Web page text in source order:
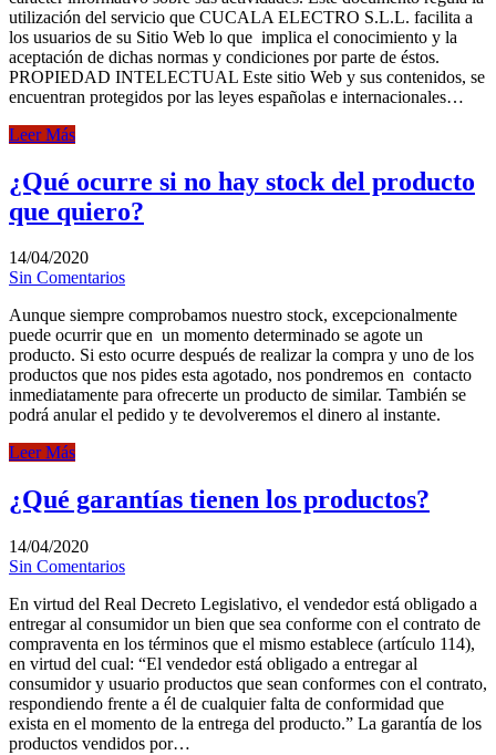
utilización del servicio que CUCALA ELECTRO S.L.L. facilita a
los usuarios de su Sitio Web lo que implica el conocimiento y la
aceptación de dichas normas y condiciones por parte de éstos.
PROPIEDAD INTELECTUAL Este sitio Web y sus contenidos, se
encuentran protegidos por las leyes españolas e internacionales…
Leer Más
¿Qué ocurre si no hay stock del producto
que quiero?
14/04/2020
Sin Comentarios
Aunque siempre comprobamos nuestro stock, excepcionalmente
puede ocurrir que en un momento determinado se agote un
producto. Si esto ocurre después de realizar la compra y uno de los
productos que nos pides esta agotado, nos pondremos en contacto
inmediatamente para ofrecerte un producto de similar. También se
podrá anular el pedido y te devolveremos el dinero al instante.
Leer Más
¿Qué garantías tienen los productos?
14/04/2020
Sin Comentarios
En virtud del Real Decreto Legislativo, el vendedor está obligado a
entregar al consumidor un bien que sea conforme con el contrato de
compraventa en los términos que el mismo establece (artículo 114),
en virtud del cual: “El vendedor está obligado a entregar al
consumidor y usuario productos que sean conformes con el contrato,
respondiendo frente a él de cualquier falta de conformidad que
exista en el momento de la entrega del producto.” La garantía de los
productos vendidos por…